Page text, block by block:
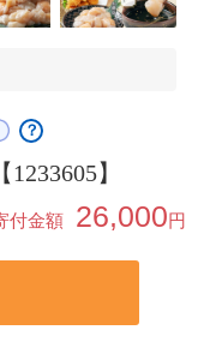
？
】
付金額 26,000円